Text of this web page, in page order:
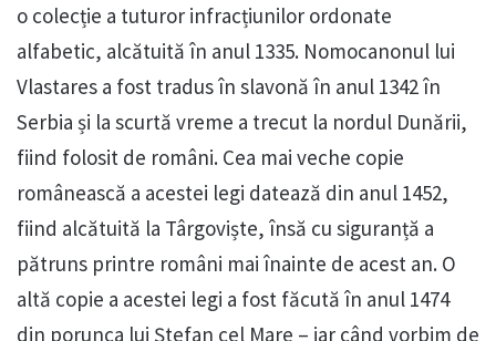
o colecție a tuturor infracțiunilor ordonate
alfabetic, alcătuită în anul 1335. Nomocanonul lui
Vlastares a fost tradus în slavonă în anul 1342 în
Serbia și la scurtă vreme a trecut la nordul Dunării,
fiind folosit de români. Cea mai veche copie
românească a acestei legi datează din anul 1452,
fiind alcătuită la Târgoviște, însă cu siguranță a
pătruns printre români mai înainte de acest an. O
altă copie a acestei legi a fost făcută în anul 1474
din porunca lui Ștefan cel Mare – iar când vorbim de